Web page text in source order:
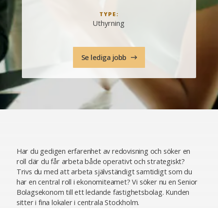
TYPE:
Uthyrning
Se lediga jobb
Har du gedigen erfarenhet av redovisning och söker en
roll där du får arbeta både operativt och strategiskt?
Trivs du med att arbeta självständigt samtidigt som du
har en central roll i ekonomiteamet? Vi söker nu en Senior
Bolagsekonom till ett ledande fastighetsbolag. Kunden
sitter i fina lokaler i centrala Stockholm.